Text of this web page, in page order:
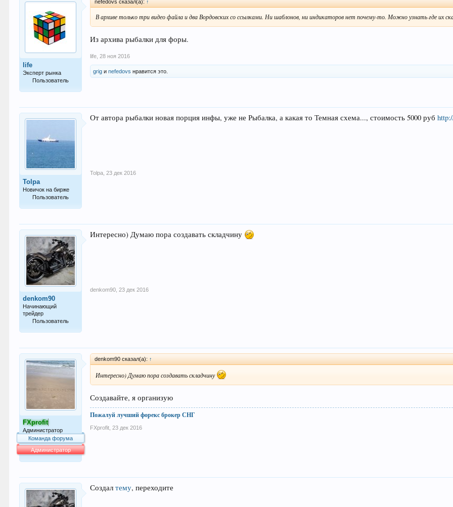
life
Эксперт рынка
Пользователь
nefedovs сказал(а): ↑
В архиве только три видео файла и два Вордовских со ссылками. Ни шаблонов, ни индикаторов нет почему-то. Можно узнать где их
Из архива рыбалки для форы.
life 28 ноя 2016
grig иnefedovs нравится это.
Tolpa
Новичок на бирже
Пользователь
От автора рыбалки новая порция инфы, уже не Рыбалка, а какая то Темная схема..., стоимость 5000 руб
Tolpa 23 дек 2016
denkom90
Начинающий
трейдер
Пользователь
Интересно) Думаю пора создавать складчину
denkom90 23 дек 2016
FXprofit
Администратор
Команда форума
Администратор
denkom90 сказал(а): ↑
Интересно) Думаю пора создавать складчину
Создавайте, я организую
Пожалуй лучший форекс брокер СНГ
FXprofit 23 дек 2016
Создалтему, переходите